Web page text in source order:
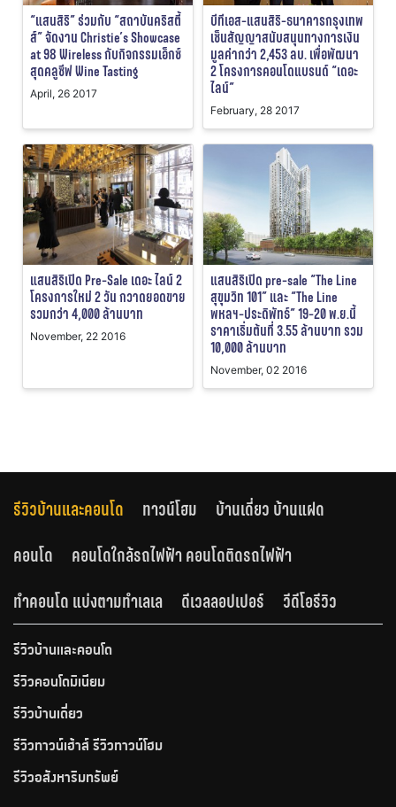
“แสนสิริ” ร่วมกับ “สถาบันคริสตี้
ส์” จัดงาน Christie’s Showcase
at 98 Wireless กับกิจกรรมเอ็กซ์
สุดคลูซีฟ Wine Tasting
April, 26 2017
บีทีเอส-แสนสิริ-ธนาคารกรุงเทพ
เซ็นสัญญาสนับสนุนทางการเงิน
มูลค่ากว่า 2,453 ลบ. เพื่อพัฒนา
2 โครงการคอนโดแบรนด์ “เดอะ
ไลน์”
February, 28 2017
แสนสิริเปิด Pre-Sale เดอะ ไลน์ 2
โครงการใหม่ 2 วัน กวาดยอดขาย
รวมกว่า 4,000 ล้านบาท
November, 22 2016
แสนสิริเปิด pre-sale “The Line
สุขุมวิท 101” และ “The Line
พหลฯ-ประดิพัทธ์” 19-20 พ.ย.นี้
ราคาเริ่มต้นที่ 3.55 ล้านบาท รวม
10,000 ล้านบาท
November, 02 2016
รีวิวบ้านและคอนโด ทาวน์โฮม
บ้านเดี่ยว บ้านแฝด
คอนโด
คอนโดใกล้รถไฟฟ้า คอนโดติดรถไฟฟ้า
ทำคอนโด แบ่งตามทำเลเล
ดีเวลลอปเปอร์ วีดีโอรีวิว
รีวิวบ้านและคอนโด
รีวิวคอนโดมิเนียม
รีวิวบ้านเดี่ยว
รีวิวทาวน์เฮ้าส์ รีวิวทาวน์โฮม
รีวิวอสังหาริมทรัพย์